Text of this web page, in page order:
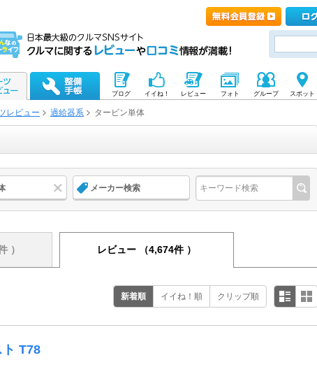
ブログ イイね！ レビュー フォト グループ スポット
レビュー 過給器系 タービン単体
メーカー検索
） レビュー （4,674件 ）
新着順 イイね！順 クリップ順
ト T78